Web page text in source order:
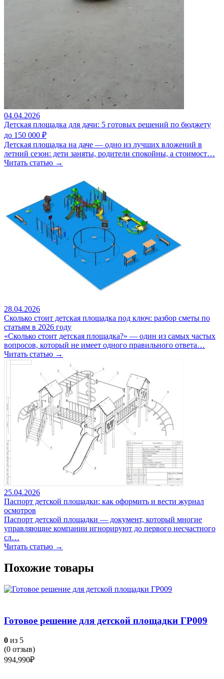
04.04.2026
Детская площадка для дачи: 5 готовых решений по бюджету
до 150 000 ₽
Детская площадка на даче — одно из лучших вложений в
летний сезон: дети заняты, родители спокойны, а стоимост…
Читать статью →
28.04.2026
Сколько стоит детская площадка под ключ: разбор сметы по
статьям в 2026 году
«Сколько стоит детская площадка?» — один из самых частых
вопросов, который не имеет одного правильного ответа…
Читать статью →
25.04.2026
Паспорт детской площадки: как оформить и вести журнал
осмотров
Паспорт детской площадки — документ, который многие
управляющие компании игнорируют до первого несчастного
сл…
Читать статью →
Похожие товары
Готовое решение для детской площадки ГР009
0 из 5
(0 отзыв)
994,990₽